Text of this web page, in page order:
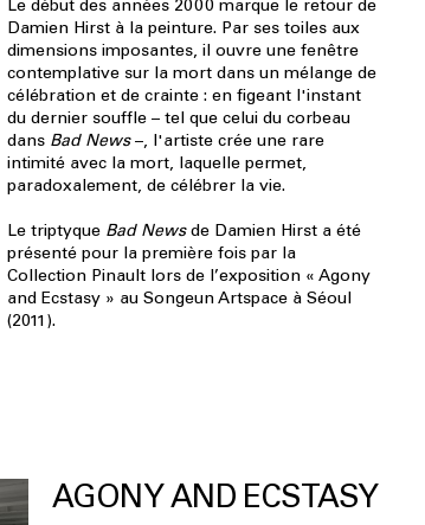
Le début des années 2000 marque le retour de
Damien Hirst à la peinture. Par ses toiles aux
dimensions imposantes, il ouvre une fenêtre
contemplative sur la mort dans un mélange de
célébration et de crainte : en figeant l'instant
du dernier souffle – tel que celui du corbeau
dans Bad News–, l'artiste crée une rare
intimité avec la mort, laquelle permet,
paradoxalement, de célébrer la vie.
Le triptyque Bad Newsde Damien Hirst a été
présenté pour la première fois par la
Collection Pinault lors de l’exposition « Agony
and Ecstasy » au Songeun Artspace à Séoul
(2011).
AGONY AND ECSTASY